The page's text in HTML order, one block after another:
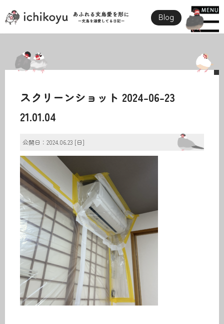
Blog
スクリーンショット 2024-06-23
21.01.04
公開日：2024.06.23 [日]